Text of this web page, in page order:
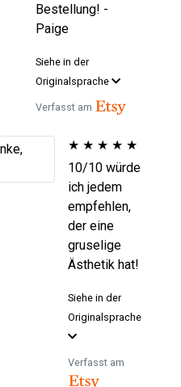
Bestellung! -
Paige
Siehe in der
Originalsprache
Verfasst am
★ ★ ★ ★ ★
10/10 würde
ich jedem
empfehlen,
der eine
gruselige
Ästhetik hat!
Siehe in der
Originalsprache
Verfasst am